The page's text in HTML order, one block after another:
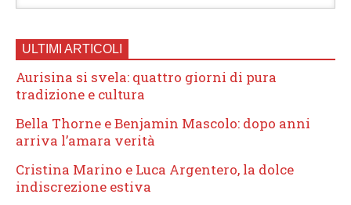
ULTIMI ARTICOLI
Aurisina si svela: quattro giorni di pura
tradizione e cultura
Bella Thorne e Benjamin Mascolo: dopo anni
arriva l’amara verità
Cristina Marino e Luca Argentero, la dolce
indiscrezione estiva